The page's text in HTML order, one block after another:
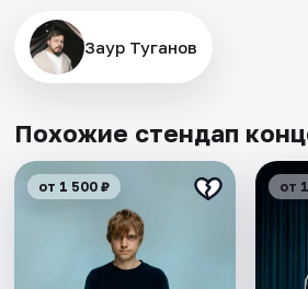
Заур Туганов
Похожие стендап
от 1 500 ₽ от